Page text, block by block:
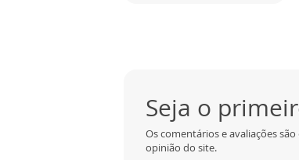
Seja o
Os comentários e avaliações
opinião do site.